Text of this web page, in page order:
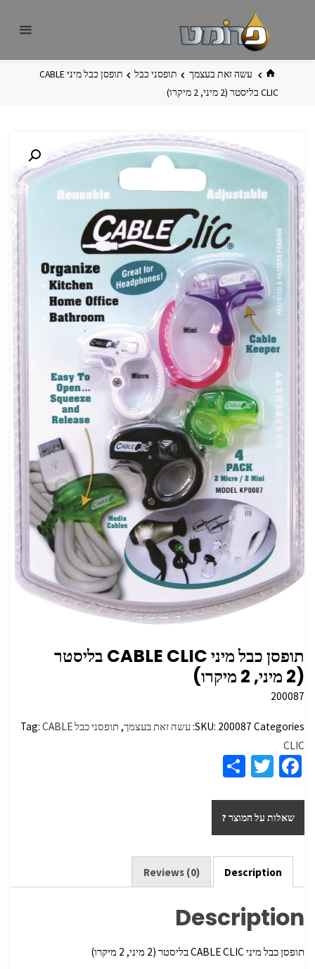
בית עשה זאת בעצמך תופסני כבל
תופסן כבל מיני ‏‏CABLE
CLIC בליסטר (2 מיני, 2 מיקרו)
תופסן כבל מיני ‏‏CABLE CLIC בליסטר
(2 מיני, 2 מיקרו)
200087
SKU: 200087 Categories: עשה זאת בעצמך, תופסני כבל Tag: CABLE
CLIC
Fa
b
o
o
k
T
tt
er
ar
e
שאלות על המוצר ?
Description
Reviews (0)
Description
תופסן כבל מיני ‏CABLE CLIC בליסטר (2 מיני, 2 מיקרו)